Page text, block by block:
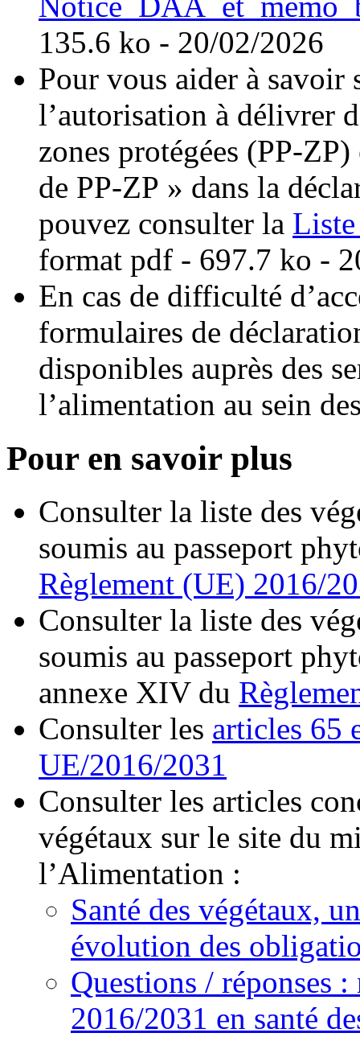
135.6 ko - 20/02/2026
Pour vous aider à savoir
l’autorisation à délivrer
zones protégées (PP-
de PP-ZP » dans la
pouvez consulter la
format pdf - 697.7 ko -
En cas de difficulté
formulaires de
disponibles auprès des
l’alimentation au sein
Pour en savoir plus
Consulter la liste des
soumis au passeport
Règlement (UE) 2016/
Consulter la liste des
soumis au passeport
annexe XIV du
Consulter les articles 65
UE/2016/2031
Consulter les articles
végétaux sur le site du
l’Alimentation :
Santé des végétaux,
évolution des
Questions / réponses
2016/2031 en santé